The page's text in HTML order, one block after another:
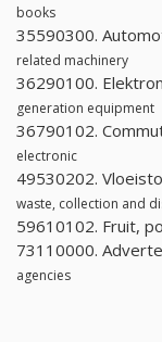
books
35590300.
related machinery
36290100.
generation equipment
36790102.
electronic
49530202.
waste, collection and
59610102. Fruit,
73110000.
agencies